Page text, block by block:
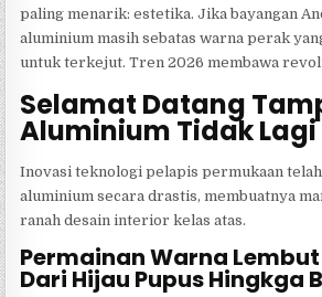
paling menarik: estetika. Jika bayangan
aluminium masih sebatas warna perak
untuk terkejut. Tren 2026 membawa
Selamat Datang
Aluminium Tidak Lagi
Inovasi teknologi pelapis permukaan
aluminium secara drastis, membuatnya
ranah desain interior kelas atas.
Permainan Warna
Dari Hijau Pupus Hingkga